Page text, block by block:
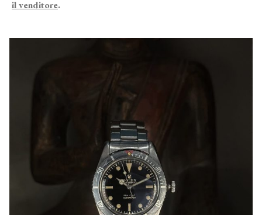
il venditore.